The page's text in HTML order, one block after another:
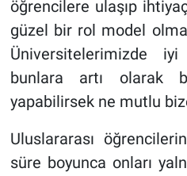
öğrencilere ulaşıp
güzel bir rol model
Üniversitelerimizde
bunlara artı olarak
yapabilirsek ne mutlu
Uluslararası
süre boyunca onları